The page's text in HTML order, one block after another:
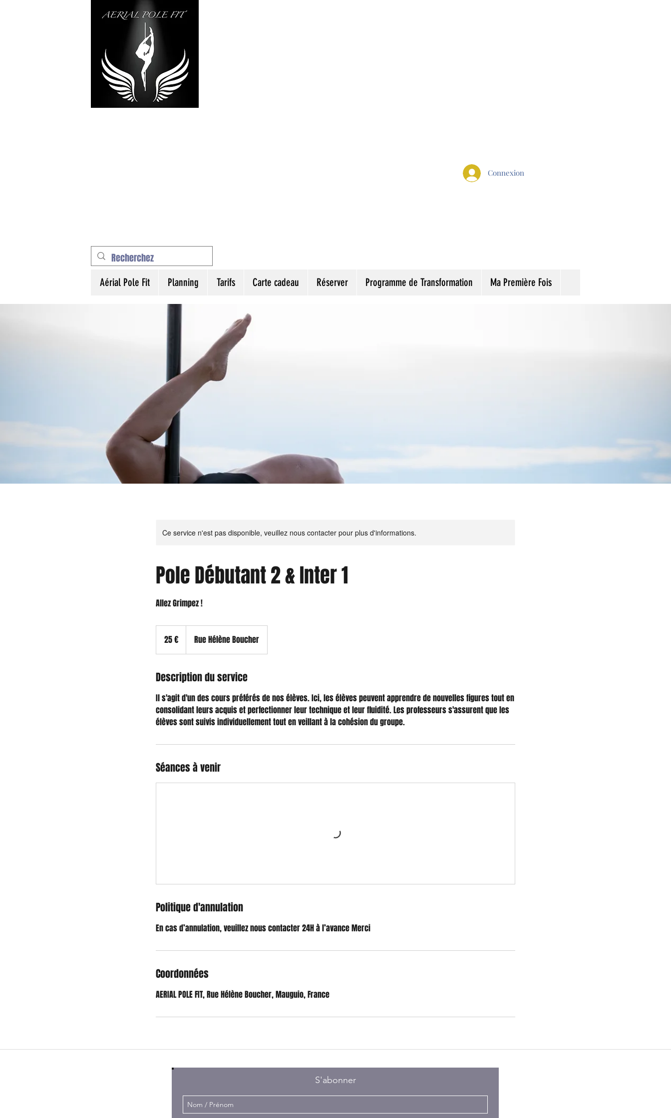
Connexion
Aérial Pole Fit Planning Tarifs Carte cadeau Réserver Programme de Transformation Ma Première Fois
Ce service n'est pas disponible, veuillez nous contacter pour plus d'informations.
Pole Débutant 2 & Inter 1
Allez Grimpez !
25 € Rue Hélène Boucher
Description du service
Il s'agit d'un des cours préférés de nos élèves. Ici, les élèves peuvent apprendre de nouvelles figures tout en
consolidant leurs acquis et perfectionner leur technique et leur fluidité. Les professeurs s'assurent que les
élèves sont suivis individuellement tout en veillant à la cohésion du groupe.
Séances à venir
Politique d'annulation
En cas d’annulation, veuillez nous contacter 24H à l’avance Merci
Coordonnées
AERIAL POLE FIT, Rue Hélène Boucher, Mauguio, France
S'abonner